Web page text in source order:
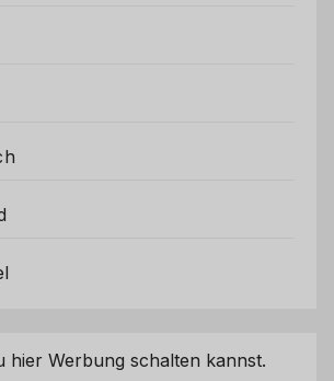
hier Werbung schalten kannst.